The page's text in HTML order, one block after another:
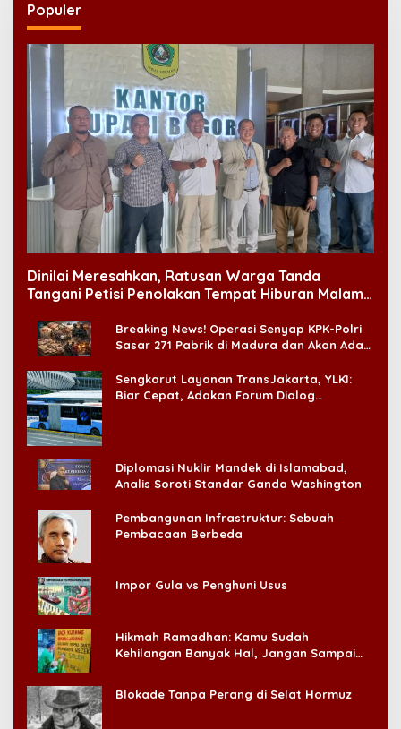
Populer
Dinilai Meresahkan, Ratusan Warga Tanda
Tangani Petisi Penolakan Tempat Hiburan Malam
Breaking News! Operasi Senyap KPK-Polri
Sasar 271 Pabrik di Madura dan Akan Ada
Sengkarut Layanan TransJakarta, YLKI:
Biar Cepat, Adakan Forum Dialog
Diplomasi Nuklir Mandek di Islamabad,
Analis Soroti Standar Ganda Washington
Pembangunan Infrastruktur: Sebuah
Pembacaan Berbeda
Impor Gula vs Penghuni Usus
Hikmah Ramadhan: Kamu Sudah
Kehilangan Banyak Hal, Jangan Sampai
Blokade Tanpa Perang di Selat Hormuz